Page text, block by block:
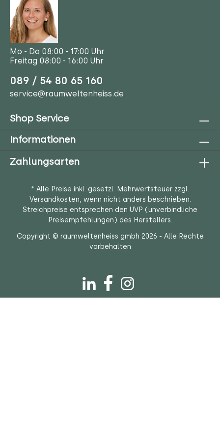
Mo - Do 08:00 - 17:00 Uhr
Freitag 08:00 - 16:00 Uhr
089 / 54 80 65 160
service@raumweltenheiss.de
Shop Service
Informationen
Zahlungsarten
* Alle Preise inkl. gesetzl. Mehrwertsteuer zzgl.
Versandkosten, wenn nicht anders beschrieben.
Streichpreise entsprechen den UVP (unverbindliche
Preisempfehlungen) des Herstellers.
Copyright © raumweltenheiss gmbh 2026 - Alle Rechte
vorbehalten